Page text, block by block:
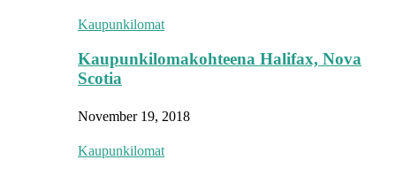
Kaupunkilomat
Kaupunkilomakohteena Halifax, Nova
Scotia
November 19, 2018
Kaupunkilomat